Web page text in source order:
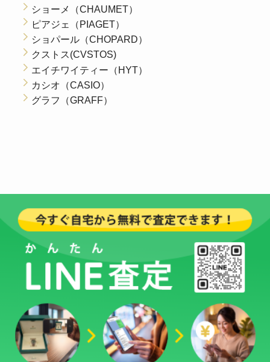
ショーメ（CHAUMET）
ピアジェ（PIAGET）
ショパール（CHOPARD）
クストス(CVSTOS)
エイチワイティー（HYT）
カシオ（CASIO）
グラフ（GRAFF）